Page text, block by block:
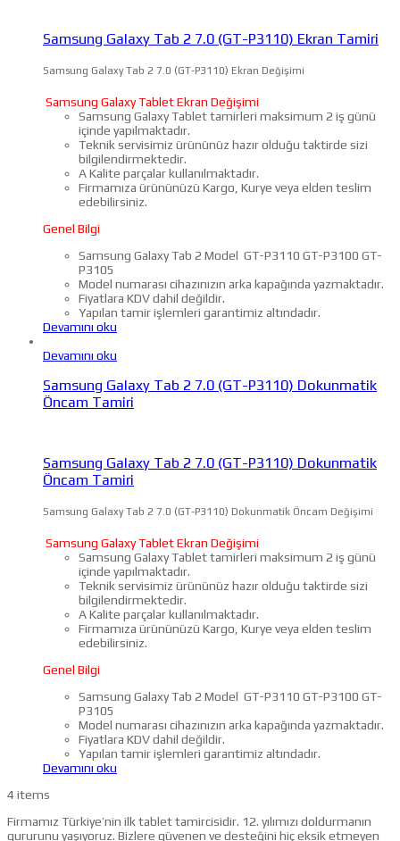
Samsung Galaxy Tab 2 7.0 (GT-P3110) Ekran Tamiri
Samsung Galaxy Tab 2 7.0 (GT-P3110) Ekran Değişimi
Samsung Galaxy Tablet Ekran Değişimi
Samsung Galaxy Tablet tamirleri maksimum 2 iş günü
içinde yapılmaktadır.
Teknik servisimiz ürününüz hazır olduğu taktirde sizi
bilgilendirmektedir.
A Kalite parçalar kullanılmaktadır.
Firmamıza ürününüzü Kargo, Kurye veya elden teslim
edebilirsiniz.
Genel Bilgi
Samsung Galaxy Tab 2 Model GT-P3110 GT-P3100 GT-
P3105
Model numarası cihazınızın arka kapağında yazmaktadır.
Fiyatlara KDV dahil değildir.
Yapılan tamir işlemleri garantimiz altındadır.
Devamını oku
Devamını oku
Samsung Galaxy Tab 2 7.0 (GT-P3110) Dokunmatik
Öncam Tamiri
Samsung Galaxy Tab 2 7.0 (GT-P3110) Dokunmatik
Öncam Tamiri
Samsung Galaxy Tab 2 7.0 (GT-P3110) Dokunmatik Öncam Değişimi
Samsung Galaxy Tablet Ekran Değişimi
Samsung Galaxy Tablet tamirleri maksimum 2 iş günü
içinde yapılmaktadır.
Teknik servisimiz ürününüz hazır olduğu taktirde sizi
bilgilendirmektedir.
A Kalite parçalar kullanılmaktadır.
Firmamıza ürününüzü Kargo, Kurye veya elden teslim
edebilirsiniz.
Genel Bilgi
Samsung Galaxy Tab 2 Model GT-P3110 GT-P3100 GT-
P3105
Model numarası cihazınızın arka kapağında yazmaktadır.
Fiyatlara KDV dahil değildir.
Yapılan tamir işlemleri garantimiz altındadır.
Devamını oku
4 items
Firmamız Türkiye’nin ilk tablet tamircisidir. 12. yılımızı doldurmanın
gururunu yaşıyoruz. Bizlere güvenen ve desteğini hiç eksik etmeyen